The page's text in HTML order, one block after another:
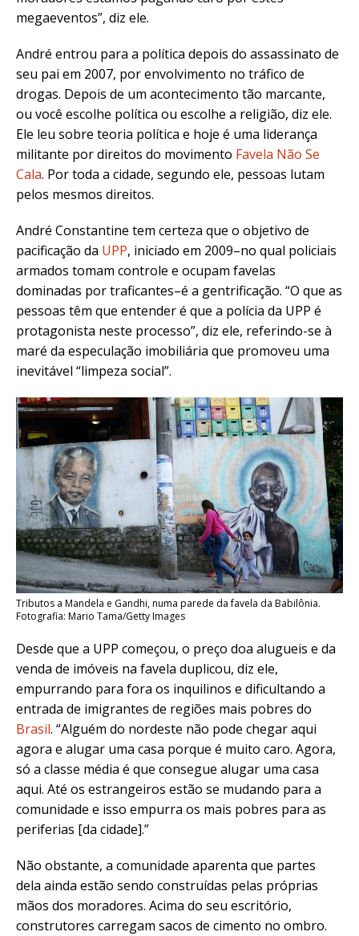
megaeventos”, diz ele.
André entrou para a política depois do assassinato de
seu pai em 2007, por envolvimento no tráfico de
drogas. Depois de um acontecimento tão marcante,
ou você escolhe política ou escolhe a religião, diz ele.
Ele leu sobre teoria política e hoje é uma liderança
militante por direitos do movimento Favela Não Se
Cala. Por toda a cidade, segundo ele, pessoas lutam
pelos mesmos direitos.
André Constantine tem certeza que o objetivo de
pacificação da UPP, iniciado em 2009–no qual policiais
armados tomam controle e ocupam favelas
dominadas por traficantes–é a gentrificação. “O que as
pessoas têm que entender é que a polícia da UPP é
protagonista neste processo”, diz ele, referindo-se à
maré da especulação imobiliária que promoveu uma
inevitável “limpeza social”.
Tributos a Mandela e Gandhi, numa parede da favela da Babilônia.
Fotografia: Mario Tama/Getty Images
Desde que a UPP começou, o preço doa alugueis e da
venda de imóveis na favela duplicou, diz ele,
empurrando para fora os inquilinos e dificultando a
entrada de imigrantes de regiões mais pobres do
Brasil. “Alguém do nordeste não pode chegar aqui
agora e alugar uma casa porque é muito caro. Agora,
só a classe média é que consegue alugar uma casa
aqui. Até os estrangeiros estão se mudando para a
comunidade e isso empurra os mais pobres para as
periferias [da cidade].”
Não obstante, a comunidade aparenta que partes
dela ainda estão sendo construídas pelas próprias
mãos dos moradores. Acima do seu escritório,
construtores carregam sacos de cimento no ombro.